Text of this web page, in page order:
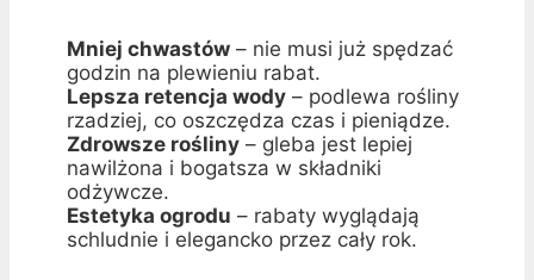
Mniej chwastów – nie musi już spędzać
godzin na plewieniu rabat.
Lepsza retencja wody – podlewa rośliny
rzadziej, co oszczędza czas i pieniądze.
Zdrowsze rośliny – gleba jest lepiej
nawilżona i bogatsza w składniki
odżywcze.
Estetyka ogrodu – rabaty wyglądają
schludnie i elegancko przez cały rok.